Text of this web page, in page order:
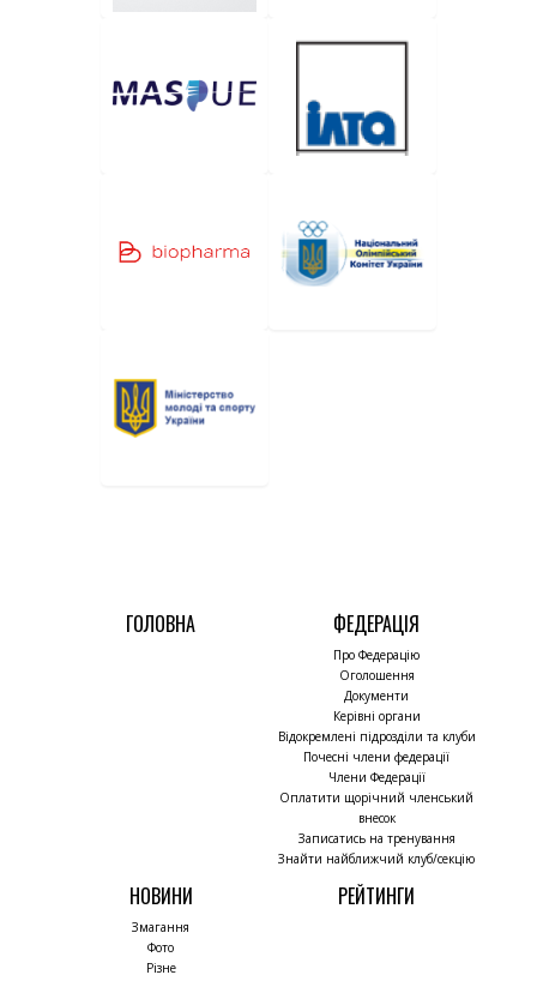
ГОЛОВНА ФЕДЕРАЦІЯ
Про Федерацію
Оголошення
Документи
Керівні органи
Відокремлені підрозділи та клуби
Почесні члени федерації
Члени Федерації
Оплатити щорічний членський
внесок
Записатись на тренування
Знайти найближчий клуб/секцію
НОВИНИ
Змагання
Фото
Різне
РЕЙТИНГИ